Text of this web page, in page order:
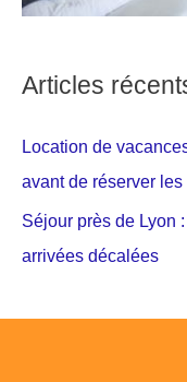
Articles
Location de
avant de réserver les
Séjour près de Lyon
arrivées décalées